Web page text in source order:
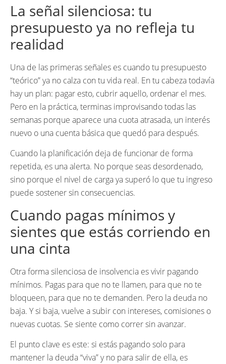
La señal silenciosa: tu
presupuesto ya no refleja tu
realidad
Una de las primeras señales es cuando tu presupuesto
“teórico” ya no calza con tu vida real. En tu cabeza todavía
hay un plan: pagar esto, cubrir aquello, ordenar el mes.
Pero en la práctica, terminas improvisando todas las
semanas porque aparece una cuota atrasada, un interés
nuevo o una cuenta básica que quedó para después.
Cuando la planificación deja de funcionar de forma
repetida, es una alerta. No porque seas desordenado,
sino porque el nivel de carga ya superó lo que tu ingreso
puede sostener sin consecuencias.
Cuando pagas mínimos y
sientes que estás corriendo en
una cinta
Otra forma silenciosa de insolvencia es vivir pagando
mínimos. Pagas para que no te llamen, para que no te
bloqueen, para que no te demanden. Pero la deuda no
baja. Y si baja, vuelve a subir con intereses, comisiones o
nuevas cuotas. Se siente como correr sin avanzar.
El punto clave es este: si estás pagando solo para
mantener la deuda “viva” y no para salir de ella, es